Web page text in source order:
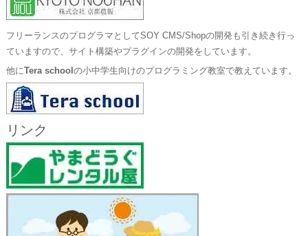
フリーランスのプログラマとしてSOY CMS/Shopの開発も引き続き行っ
ていますので、サイト構築やプラグインの開発をしています。
他にTera school の小中学生向けのプログラミング教室で教えています。
リンク